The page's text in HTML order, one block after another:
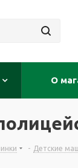
О
- Детские